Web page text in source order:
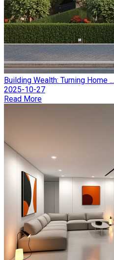
Building Wealth: Turning Home ...
2025-10-27
Read More